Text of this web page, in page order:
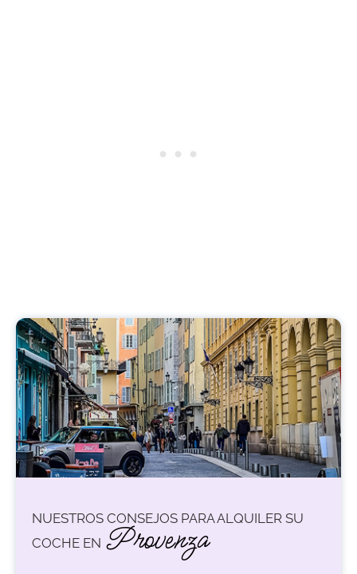
NUESTROS CONSEJOS PARA ALQUILER SU
COCHE EN Provenza